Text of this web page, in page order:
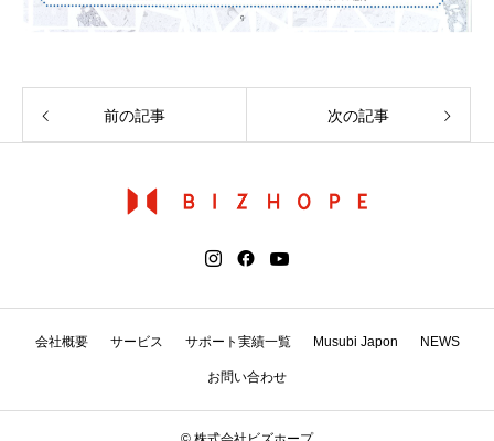
前の記事 次の記事
会社概要 サービス サポート実績一覧 Musubi Japon NEWS
お問い合わせ